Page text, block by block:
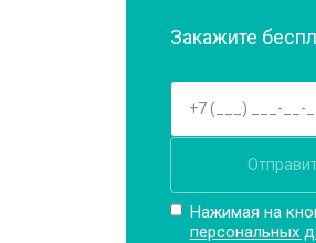
Закажите
Нажимая на
персональных